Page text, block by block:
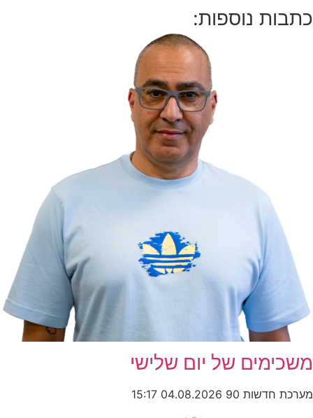
כתבות נוספות:
משכימים של יום שלישי
מערכת חדשות 90 04.08.2026
15:17